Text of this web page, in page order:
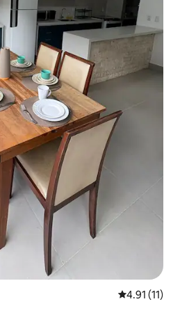
평점 4.91점
4.91 (11)